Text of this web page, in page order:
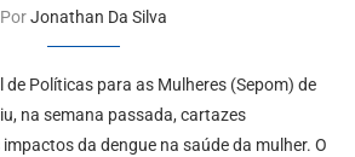
PorJonathan Da Silva
de Políticas para as Mulheres (Sepom) de
na semana passada, cartazes
da dengue na saúde da mulher. O